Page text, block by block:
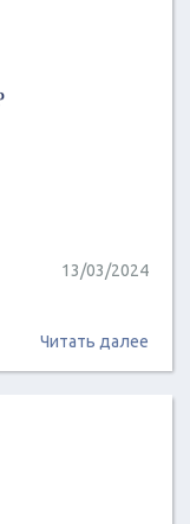
13/03/2024
Читать далее